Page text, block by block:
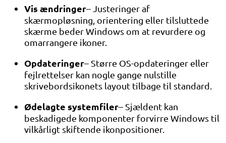
Vis ændringer– Justeringer af
skærmopløsning, orientering eller tilsluttede
skærme beder Windows om at revurdere og
omarrangere ikoner.
Opdateringer– Større OS-opdateringer eller
fejlrettelser kan nogle gange nulstille
skrivebordsikonets layout tilbage til standard.
Ødelagte systemfiler– Sjældent kan
beskadigede komponenter forvirre Windows til
vilkårligt skiftende ikonpositioner.